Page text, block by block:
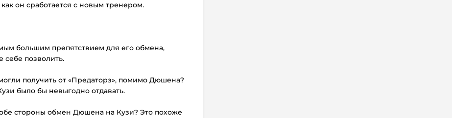
он сработается с новым тренером.
большим препятствием для его обмена,
себе позволить.
получить от «Предаторз», помимо Дюшена?
было бы невыгодно отдавать.
стороны обмен Дюшена на Кузи? Это похоже